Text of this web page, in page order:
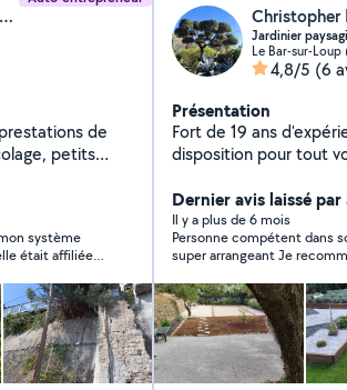
Gabriel De Sousa Maia (Green services & Co)
de
petits
système
était affiliée
à ma
qu'elle me
travail effectué,
jardin est
n'est pas arrosé
Jardinier
Le Bar-sur-Loup
4,8/5 (6
Présentation
Fort de 19 ans
disposition pour tout
élagage, abattage,
d'impôt. Nous
voir ensemble vos
Dernier avis laissé
Il y a plus de 6 mois
Personne compétent dans sont métier
super arrangeant Je